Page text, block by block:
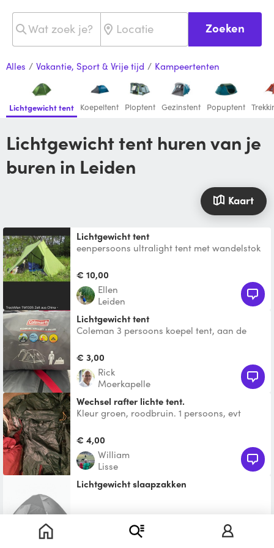
Zoeken
Alles / Vakantie, Sport & Vrije tijd / Kampeertenten
Lichtgewicht tent Koepeltent Ploptent Gezinstent Popuptent
Lichtgewicht tent huren van je
buren in Leiden
Kaart
Lichtgewicht tent
eenpersoons ultralight tent met wandelstok
Enkelwandig, maar go
€ 10,00
Ellen
Leiden
Lichtgewicht tent
Coleman 3 persoons koepel tent, aan de
€ 3,00
Rick
Moerkapelle
Wechsel rafter lichte tent.
Kleur groen, roodbruin. 1 persoons, evt
€ 4,00
william
Lisse
lichtgewicht slaapzakken